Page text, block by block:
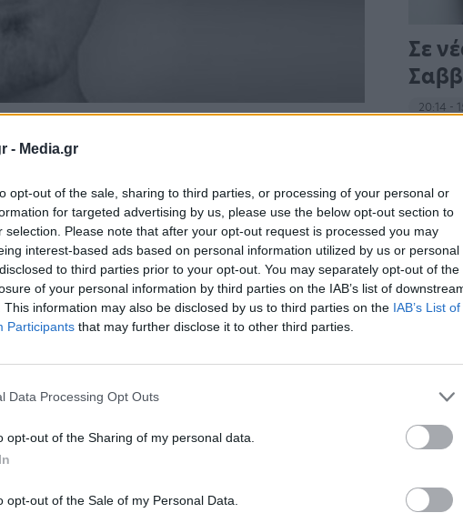
- Media.gr
opt-out of the sale, sharing to third parties, or processing of your personal or
for targeted advertising by us, please use the below opt-out section to
selection. Please note that after your opt-out request is processed you may
interest-based ads based on personal information utilized by us or personal
to third parties prior to your opt-out. You may separately opt-out of the
of your personal information by third parties on the IAB’s list of
This information may also be disclosed by us to third parties on the IAB’s List of
Participants that may further disclose it to other third parties.
Data Processing Opt Outs
opt-out of the Sharing of my personal data.
opt-out of the Sale of my Personal Data.
δολοφονία του Άλκη Καμπανού
Σε
20:14 -
σνακ
18:11 -